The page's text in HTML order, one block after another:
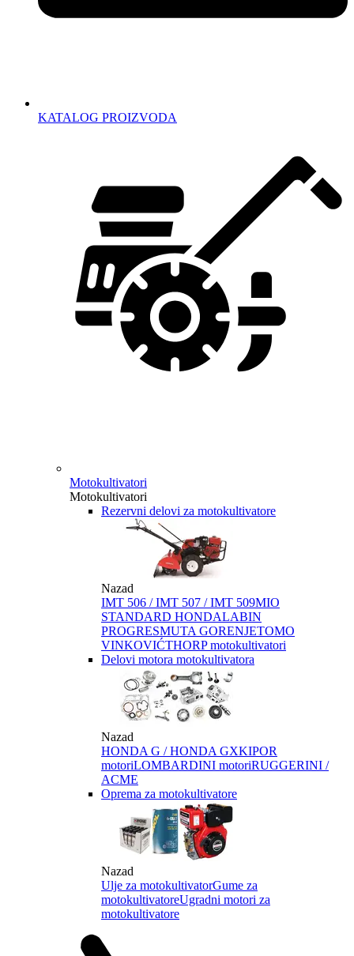
KATALOG PROIZVODA
Motokultivatori
Motokultivatori
Rezervni delovi za motokultivatore
Nazad
IMT 506 / IMT 507 / IMT 509MIO
STANDARD HONDALABIN
PROGRESMUTA GORENJETOMO
VINKOVIĆTHORP motokultivatori
Delovi motora motokultivatora
Nazad
HONDA G / HONDA GXKIPOR
motoriLOMBARDINI motoriRUGGERINI /
ACME
Oprema za motokultivatore
Nazad
Ulje za motokultivatorGume za
motokultivatoreUgradni motori za
motokultivatore